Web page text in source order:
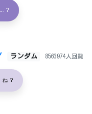
？
ランダム 8563974人回覧
？